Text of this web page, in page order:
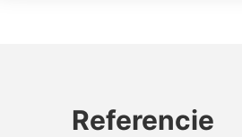
Referencie